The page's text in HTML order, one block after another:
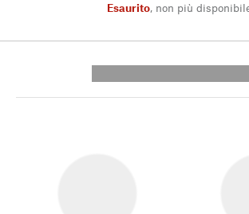
Esaurito, non più